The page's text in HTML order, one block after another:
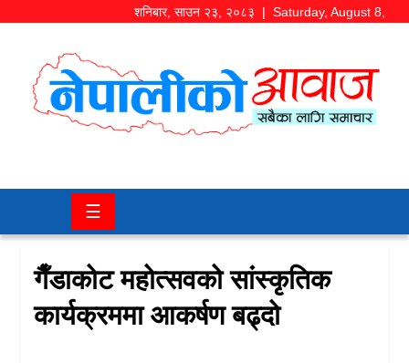
शनिबार, साउन २३, २०८३ | Saturday, August 8,
समाज/
चितवन
कला/
मनोरञ्जन
☰
गैँडाकोट महोत्सवको सांस्कृतिक
कार्यक्रममा आकर्षण बढ्दो